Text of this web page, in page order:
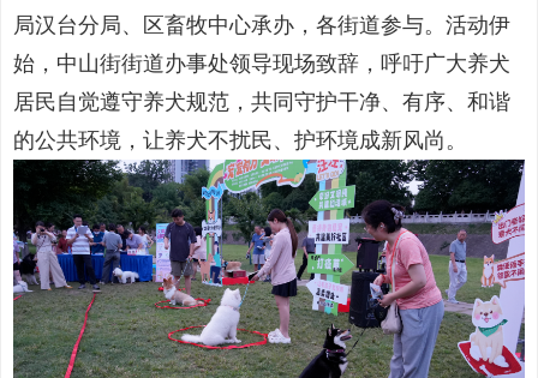
局汉台分局、区畜牧中心承办，各街道参与。活动伊
始，中山街街道办事处领导现场致辞，呼吁广大养犬
居民自觉遵守养犬规范，共同守护干净、有序、和谐
的公共环境，让养犬不扰民、护环境成新风尚。